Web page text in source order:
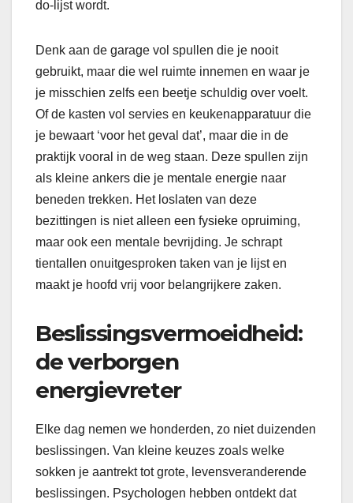
do-lijst wordt.
Denk aan de garage vol spullen die je nooit
gebruikt, maar die wel ruimte innemen en waar je
je misschien zelfs een beetje schuldig over voelt.
Of de kasten vol servies en keukenapparatuur die
je bewaart ‘voor het geval dat’, maar die in de
praktijk vooral in de weg staan. Deze spullen zijn
als kleine ankers die je mentale energie naar
beneden trekken. Het loslaten van deze
bezittingen is niet alleen een fysieke opruiming,
maar ook een mentale bevrijding. Je schrapt
tientallen onuitgesproken taken van je lijst en
maakt je hoofd vrij voor belangrijkere zaken.
Beslissingsvermoeidheid:
de verborgen
energievreter
Elke dag nemen we honderden, zo niet duizenden
beslissingen. Van kleine keuzes zoals welke
sokken je aantrekt tot grote, levensveranderende
beslissingen. Psychologen hebben ontdekt dat